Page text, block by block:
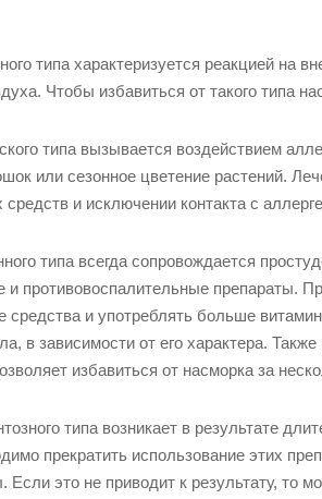
типа характеризуется реакцией на
Чтобы избавиться от такого типа
типа вызывается воздействием
или сезонное цветение растений.
средств и исключении контакта с
типа всегда сопровождается
и противовоспалительные препараты.
и употреблять больше
в зависимости от его характера.
избавиться от насморка за
типа возникает в результате
прекратить использование этих
это не приводит к результату, то